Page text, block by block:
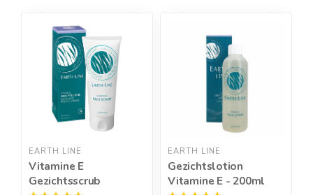
EARTH LINE
Vitamine E
Gezichtsscrub
EARTH LINE
Gezichtslotion
Vitamine E - 200ml